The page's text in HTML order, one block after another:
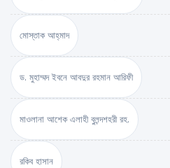
মোস্তাক আহ্‌মাদ
ড. মুহাম্মদ ইবনে আবদুর রহমান আরিফী
মাওলানা আশেক এলাহী বুলন্দশহরী রহ.
রকিব হাসান